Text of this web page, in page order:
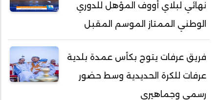
نهائي لبلاي أووف المؤهل للدوري
الوطني الممتاز الموسم المقبل
فريق عرفات يتوج بكأس عمدة بلدية
عرفات للكرة الحديدية وسط حضور
رسمي وجماهيري